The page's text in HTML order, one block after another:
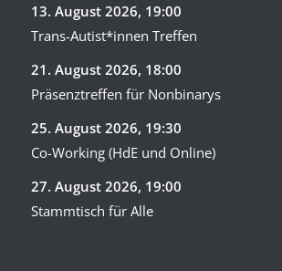
13. August 2026, 19:00
Trans-Autist*innen Treffen
21. August 2026, 18:00
Präsenztreffen für Nonbinarys
25. August 2026, 19:30
Co-Working (HdE und Online)
27. August 2026, 19:00
Stammtisch für Alle